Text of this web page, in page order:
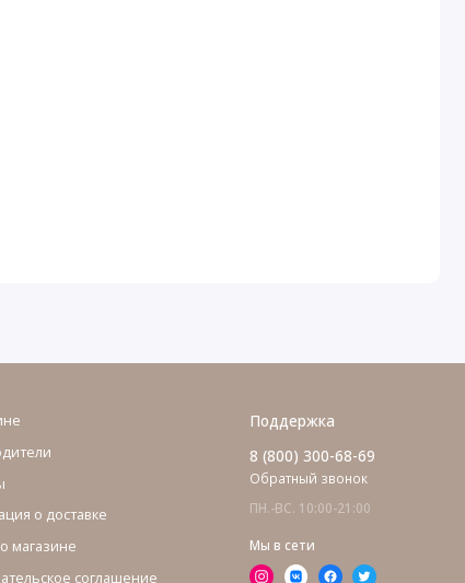
о доставке
магазине
соглашение
Поддержка
8 (800) 300-68-69
Обратный звонок
ПН.-ВС. 10:00-21:00
Мы в сети